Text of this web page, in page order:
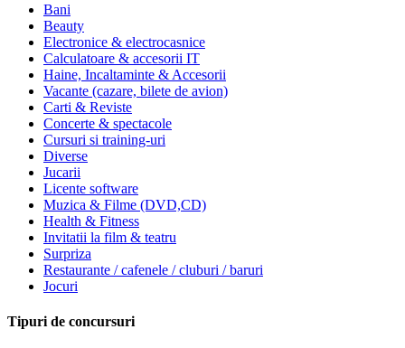
Bani
Beauty
Electronice & electrocasnice
Calculatoare & accesorii IT
Haine, Incaltaminte & Accesorii
Vacante (cazare, bilete de avion)
Carti & Reviste
Concerte & spectacole
Cursuri si training-uri
Diverse
Jucarii
Licente software
Muzica & Filme (DVD,CD)
Health & Fitness
Invitatii la film & teatru
Surpriza
Restaurante / cafenele / cluburi / baruri
Jocuri
Tipuri de concursuri